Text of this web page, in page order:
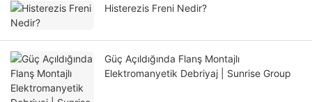
Histerezis Freni Nedir?
Güç Açıldığında Flanş Montajlı
Elektromanyetik Debriyaj | Sunrise Group